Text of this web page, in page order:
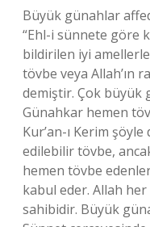
Büyük günahlar
“Ehl-i sünnete göre
bildirilen iyi
tövbe veya Allah’ın
demiştir. Çok büyük
Günahkar hemen
Kur’an-ı Kerim
edilebilir tövbe,
hemen tövbe
kabul eder. Allah
sahibidir. Büyük